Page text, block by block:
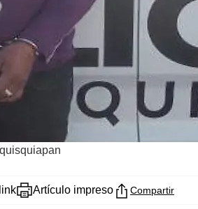
Artículo impreso Compartir